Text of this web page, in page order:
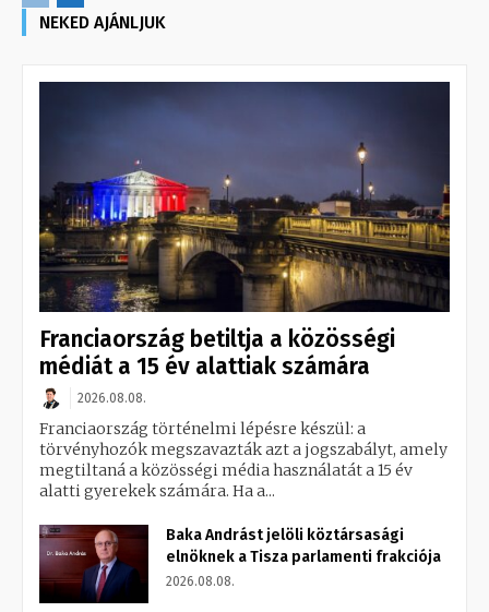
NEKED AJÁNLJUK
Franciaország betiltja a közösségi
médiát a 15 év alattiak számára
2026.08.08.
Franciaország történelmi lépésre készül: a
törvényhozók megszavazták azt a jogszabályt, amely
megtiltaná a közösségi média használatát a 15 év
alatti gyerekek számára. Ha a...
Baka Andrást jelöli köztársasági
elnöknek a Tisza parlamenti frakciója
2026.08.08.